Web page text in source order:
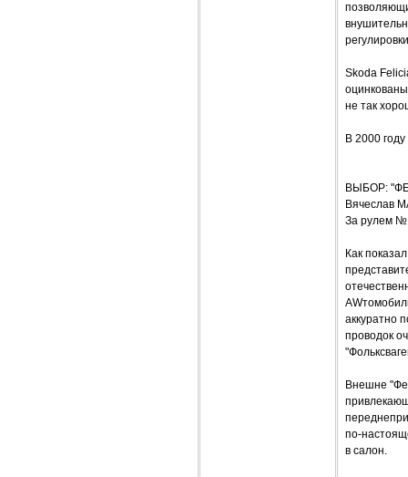
Skoda
не так
В 2000
ВЫБОР:
Вячеслав
За рулем
Как
аккуратно
проводок
Внешне
по-
в салон.